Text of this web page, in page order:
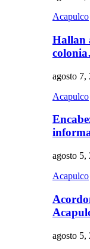
Acapulco
Hallan
agosto 7,
Acapulco
agosto 5,
Acapulco
agosto 5,